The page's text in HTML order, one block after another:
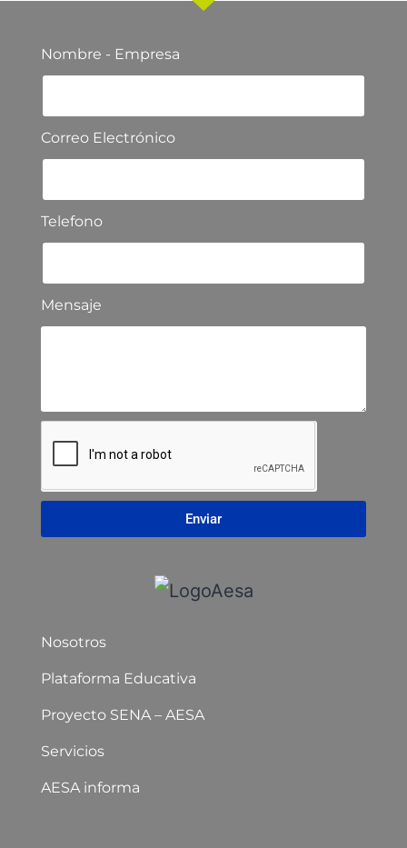
Nombre - Empresa
Correo Electrónico
Telefono
Mensaje
Enviar
Nosotros
Plataforma Educativa
Proyecto SENA – AESA
Servicios
AESA informa